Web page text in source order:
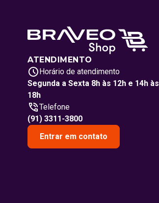
ATENDIMENTO
Horário de atendimento
Segunda a Sexta 8h às 12h e 14h às
18h
Telefone
(91) 3311-3800
Entrar em contato